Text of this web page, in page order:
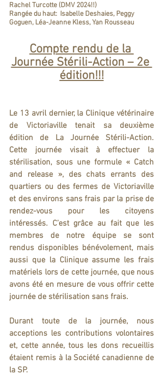
Rachel Turcotte (DMV 2024!!)
Rangée du haut:  Isabelle Deshaies, Peggy
Goguen, Léa-Jeanne Kless, Yan Rousseau
Compte rendu de la
Journée Stérili-Action – 2e
édition!!!
Le 13 avril dernier, la Clinique vétérinaire
de Victoriaville tenait sa deuxième
édition de La Journée Stérili-Action.
Cette journée visait à effectuer la
stérilisation, sous une formule « Catch
and release », des chats errants des
quartiers ou des fermes de Victoriaville
et des environs sans frais par la prise de
rendez-vous pour les citoyens
intéressés. C’est grâce au fait que les
membres de notre équipe se sont
rendus disponibles bénévolement, mais
aussi que la Clinique assume les frais
matériels lors de cette journée, que nous
avons été en mesure de vous offrir cette
journée de stérilisation sans frais.
Durant toute de la journée, nous
acceptions les contributions volontaires
et, cette année, tous les dons recueillis
étaient remis à la Société canadienne de
la SP.